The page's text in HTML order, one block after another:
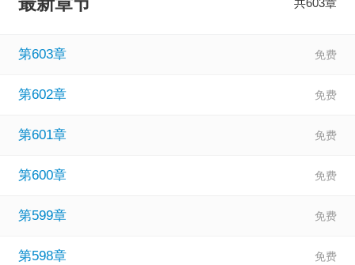
共603章
第603章
第602章
第601章
第600章
第599章
第598章